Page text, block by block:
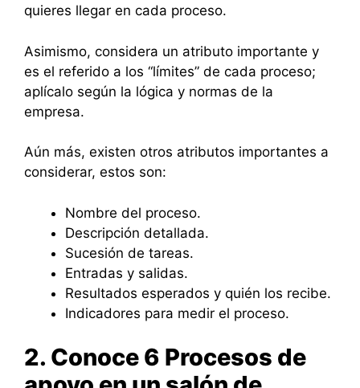
quieres llegar en cada proceso.
Asimismo, considera un atributo importante y
es el referido a los “límites” de cada proceso;
aplícalo según la lógica y normas de la
empresa.
Aún más, existen otros atributos importantes a
considerar, estos son:
Nombre del proceso.
Descripción detallada.
Sucesión de tareas.
Entradas y salidas.
Resultados esperados y quién los recibe.
Indicadores para medir el proceso.
2. Conoce 6 Procesos de